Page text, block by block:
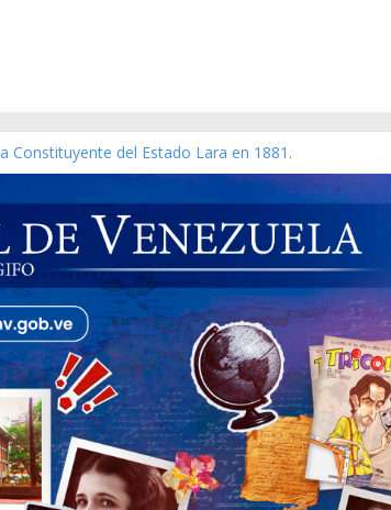
Constituyente del Estado Lara en 1881.
V, Caracas 09 de marzo de 2006 N° 38.394